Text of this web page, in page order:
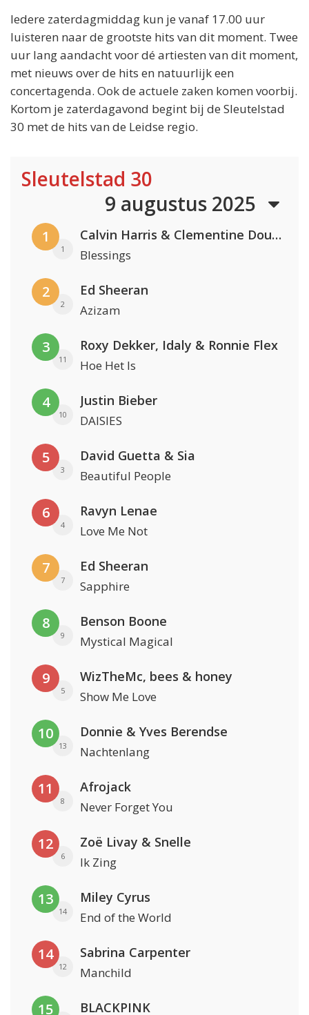
Iedere zaterdagmiddag kun je vanaf 17.00 uur
luisteren naar de grootste hits van dit moment. Twee
uur lang aandacht voor dé artiesten van dit moment,
met nieuws over de hits en natuurlijk een
concertagenda. Ook de actuele zaken komen voorbij.
Kortom je zaterdagavond begint bij de Sleutelstad
30 met de hits van de Leidse regio.
Sleutelstad 30
9 augustus 2025
1
1
Calvin Harris & Clementine Douglas
Blessings
2
2
Ed Sheeran
Azizam
3
11
Roxy Dekker, Idaly & Ronnie Flex
Hoe Het Is
4
10
Justin Bieber
DAISIES
5
3
David Guetta & Sia
Beautiful People
6
4
Ravyn Lenae
Love Me Not
7
7
Ed Sheeran
Sapphire
8
9
Benson Boone
Mystical Magical
9
5
WizTheMc, bees & honey
Show Me Love
10
13
Donnie & Yves Berendse
Nachtenlang
11
8
Afrojack
Never Forget You
12
6
Zoë Livay & Snelle
Ik Zing
13
14
Miley Cyrus
End of the World
14
12
Sabrina Carpenter
Manchild
15 BLACKPINK